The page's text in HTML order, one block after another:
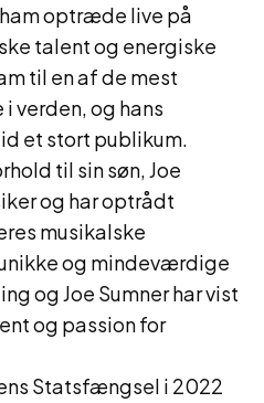
optræde live på
talent og energiske
til en af de mest
verden, og hans
et stort publikum.
til sin søn, Joe
og har optrådt
musikalske
og mindeværdige
og Joe Sumner har vist
og passion for
Statsfængsel i 2022